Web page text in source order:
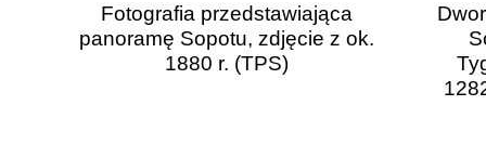
Fotografia przedstawiająca
panoramę Sopotu, zdjęcie z ok.
1880 r. (TPS)